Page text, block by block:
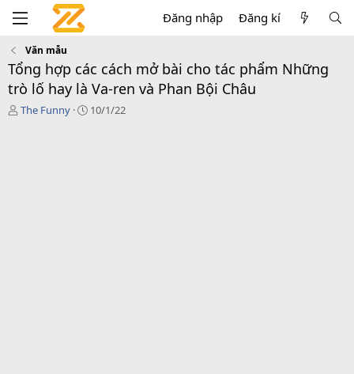
Đăng nhập Đăng kí
Văn mẫu
Tổng hợp các cách mở bài cho tác phẩm Những
trò lố hay là Va-ren và Phan Bội Châu
T
The Funny
C10/1/22